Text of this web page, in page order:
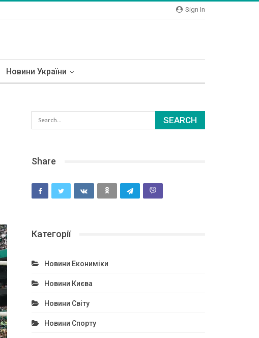
Sign In
Новини України
Share
Категорії
Новини Екониміки
Новини Києва
Новини Світу
Новини Спорту